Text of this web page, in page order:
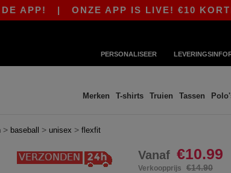
|ONZE APP IS LIVE! €10 KORTING
PERSONALISEER
Merken T-shirts Truien Tassen
> baseball > unisex > flexfit
Vanaf €10.99
Verkoopprijs €14.90